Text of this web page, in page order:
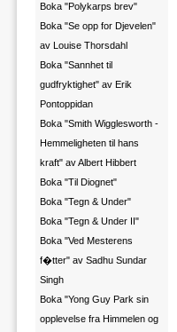
Boka "Polykarps brev"
Boka "Se opp for Djevelen"
av Louise Thorsdahl
Boka "Sannhet til
gudfryktighet" av Erik
Pontoppidan
Boka "Smith Wigglesworth -
Hemmeligheten til hans
kraft" av Albert Hibbert
Boka "Til Diognet"
Boka "Tegn & Under"
Boka "Tegn & Under II"
Boka "Ved Mesterens
f�tter" av Sadhu Sundar
Singh
Boka "Yong Guy Park sin
opplevelse fra Himmelen og